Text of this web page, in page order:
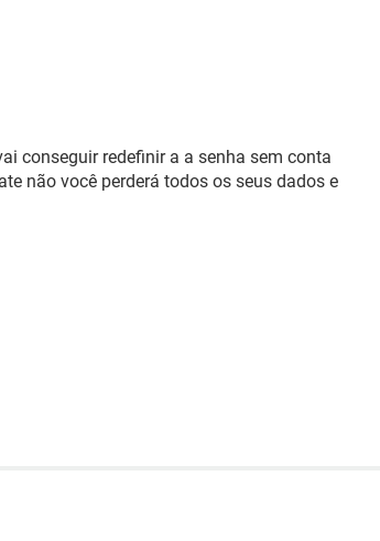
conseguir redefinir a a senha sem conta
não você perderá todos os seus dados e